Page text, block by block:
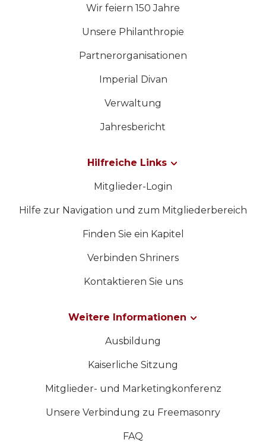
Wir feiern 150 Jahre
Unsere Philanthropie
Partnerorganisationen
Imperial Divan
Verwaltung
Jahresbericht
Hilfreiche Links
Mitglieder-Login
Hilfe zur Navigation und zum Mitgliederbereich
Finden Sie ein Kapitel
Verbinden Shriners
Kontaktieren Sie uns
Weitere Informationen
Ausbildung
Kaiserliche Sitzung
Mitglieder- und Marketingkonferenz
Unsere Verbindung zu Freemasonry
FAQ